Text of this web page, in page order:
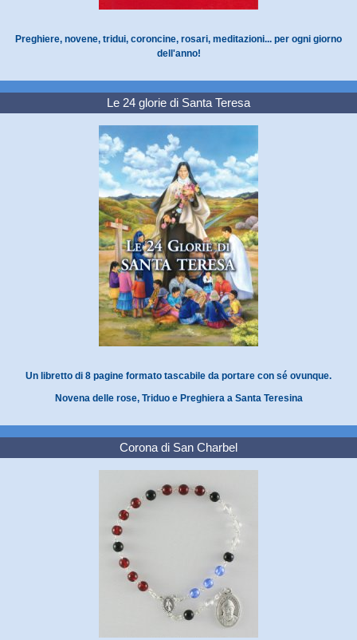
Preghiere, novene, tridui, coroncine, rosari, meditazioni... per ogni giorno
dell'anno!
Le 24 glorie di Santa Teresa
Un libretto di 8 pagine formato tascabile da portare con sé ovunque.
Novena delle rose, Triduo e Preghiera a Santa Teresina
Corona di San Charbel